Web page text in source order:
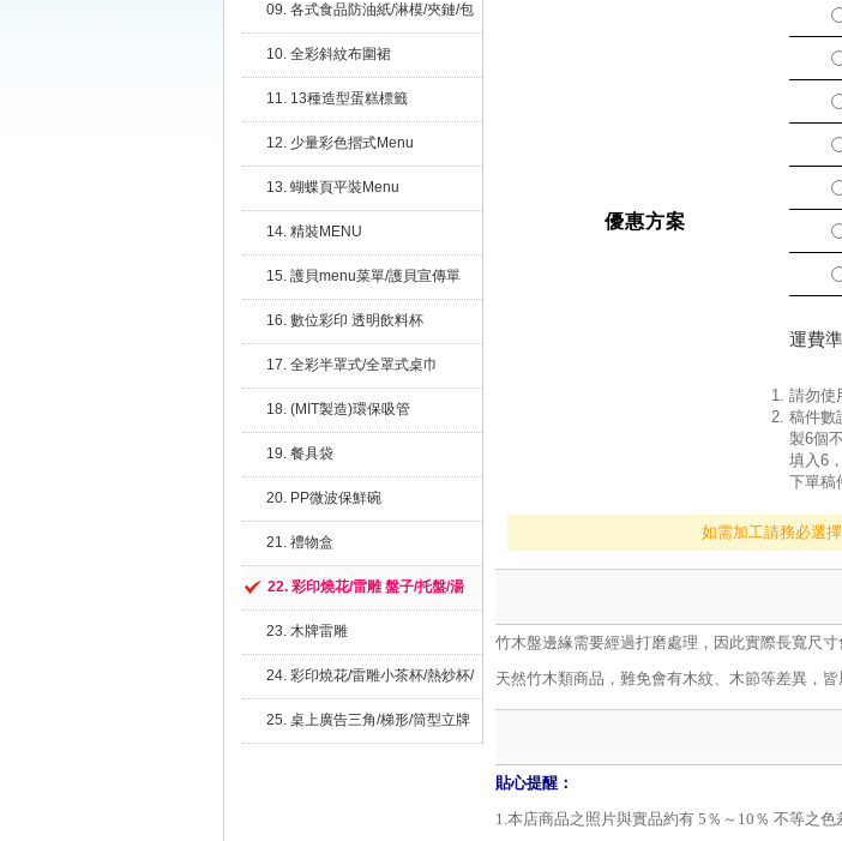
09. 各式食品防油紙/淋模/夾鏈/包
10. 全彩斜紋布圍裙
11. 13種造型蛋糕標籤
12. 少量彩色摺式Menu
13. 蝴蝶頁平裝Menu
14. 精裝MENU
15. 護貝menu菜單/護貝宣傳單
16. 數位彩印 透明飲料杯
17. 全彩半罩式/全罩式桌巾
18. (MIT製造)環保吸管
19. 餐具袋
20. PP微波保鮮碗
21. 禮物盒
22. 彩印燒花/雷雕 盤子/托盤/湯
23. 木牌雷雕
24. 彩印燒花/雷雕小茶杯/熱炒杯/
25. 桌上廣告三角/梯形/筒型立牌
優惠方案
運費
請勿使
稿件數
製6個
填入6
下單稿
如需加工請務必選
竹木盤邊緣需要經過打磨處理，因此實際長寬尺寸
天然竹木類商品，難免會有木紋、木節等差異，皆
貼心提醒：
1.本店商品之照片與實品約有 5％～10％ 不等之